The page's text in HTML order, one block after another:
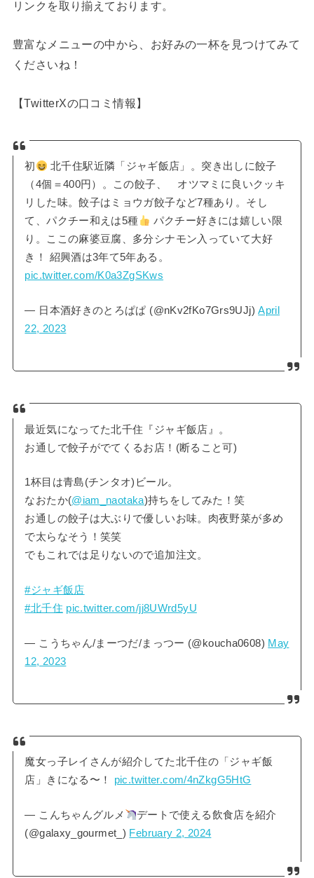
リンクを取り揃えております。
豊富なメニューの中から、お好みの一杯を見つけてみて
くださいね！
【TwitterXの口コミ情報】
初
北千住駅近隣「ジャギ飯店」。突き出しに餃子
（4個＝400円）。この餃子、 オツマミに良いクッキ
リした味。餃子はミョウガ餃子など7種あり。そし
て、パクチー和えは5種
パクチー好きには嬉しい限
り。ここの麻婆豆腐、多分シナモン入っていて大好
き！ 紹興酒は3年て5年ある。
pic.twitter.com/K0a3ZgSKws
— 日本酒好きのとろぱぱ (@nKv2fKo7Grs9UJj)April
22, 2023
最近気になってた北千住『ジャギ飯店』。
お通しで餃子がでてくるお店！(断ること可)
1杯目は青島(チンタオ)ビール。
なおたか(@iam_naotaka)持ちをしてみた！笑
お通しの餃子は大ぶりで優しいお味。肉夜野菜が多め
で太らなそう！笑笑
でもこれでは足りないので追加注文。
#ジャギ飯店
#北千住 pic.twitter.com/jj8UWrd5yU
— こうちゃん/まーつだ/まっつー (@koucha0608) May
12, 2023
魔女っ子レイさんが紹介してた北千住の「ジャギ飯
店」きになる〜！ pic.twitter.com/4nZkgG5HtG
— こんちゃんグルメ
デートで使える飲食店を紹介
(@galaxy_gourmet_) February 2, 2024